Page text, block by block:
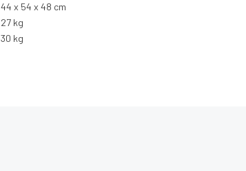
44 x 54 x 48 cm
27 kg
30 kg